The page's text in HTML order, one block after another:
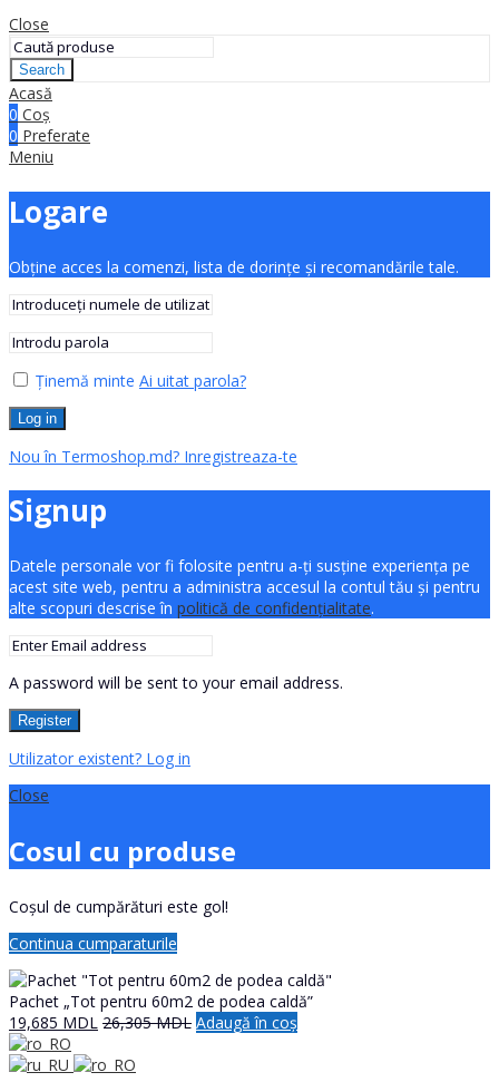
Close
Search
Acasă
0 Coș
0 Preferate
Meniu
Logare
Obține acces la comenzi, lista de dorințe și recomandările tale.
Ținemă minte Ai uitat parola?
Log in
Nou în Termoshop.md? Inregistreaza-te
Signup
Datele personale vor fi folosite pentru a-ți susține experiența pe
acest site web, pentru a administra accesul la contul tău și pentru
alte scopuri descrise în politică de confidențialitate.
A password will be sent to your email address.
Register
Utilizator existent? Log in
Close
Cosul cu produse
Coșul de cumpărături este gol!
Continua cumparaturile
Pachet „Tot pentru 60m2 de podea caldă”
19,685 MDL 26,305MDL Adaugă în coș